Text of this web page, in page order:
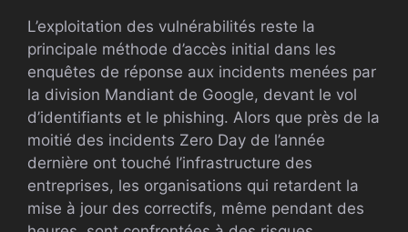
L’exploitation des vulnérabilités reste la
principale méthode d’accès initial dans les
enquêtes de réponse aux incidents menées par
la division Mandiant de Google, devant le vol
d’identifiants et le phishing. Alors que près de la
moitié des incidents Zero Day de l’année
dernière ont touché l’infrastructure des
entreprises, les organisations qui retardent la
mise à jour des correctifs, même pendant des